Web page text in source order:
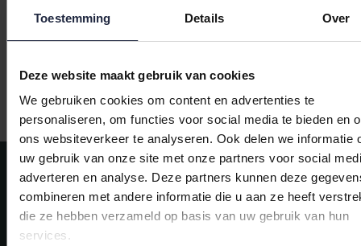
Toestemming Details Over
Deze website maakt gebruik van cookies
We gebruiken cookies om content en advertenties te
personaliseren, om functies voor social media te bieden en
ons websiteverkeer te analyseren. Ook delen we informatie
uw gebruik van onze site met onze partners voor social
adverteren en analyse. Deze partners kunnen deze
combineren met andere informatie die u aan ze heeft
die ze hebben verzameld op basis van uw gebruik van hun
services.
Geen producten gevonden!
Gratis verzending vanaf €50,-
Meld je aan voor onze nieuwsbrief!
AANMELDEN
Mijn account